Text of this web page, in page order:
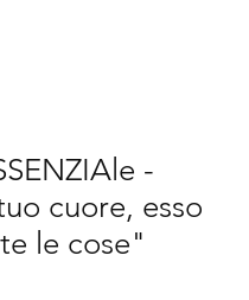
-
cuore, esso
le cose"